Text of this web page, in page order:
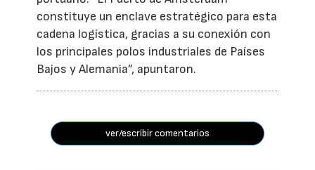
constituye un enclave estratégico para esta
cadena logística, gracias a su conexión con
los principales polos industriales de Países
Bajos y Alemania”, apuntaron.
ver/escribir comentarios